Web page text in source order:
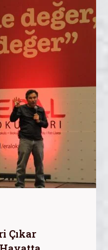
Çıkar